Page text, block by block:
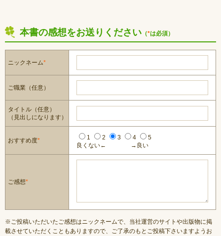
本書の感想をお送りください （*は必須）
ニックネーム*
ご職業（任意）
タイトル（任意）
（見出しになります）
おすすめ度* 1 2 3 4
5
良くない←
→良い
ご感想*
※ご投稿いただいたご感想はニックネームで、当社運営のサイトや出版物に掲
載させていただくこともありますので、ご了承のもとご投稿下さいますようお